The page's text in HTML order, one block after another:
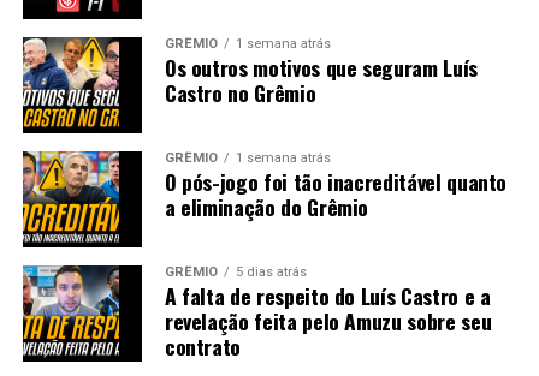
GRÊMIO 1 semana atrás
Os outros motivos que seguram Luís
Castro no Grêmio
GRÊMIO 1 semana atrás
O pós-jogo foi tão inacreditável quanto
a eliminação do Grêmio
GRÊMIO 5 dias atrás
A falta de respeito do Luís Castro e a
revelação feita pelo Amuzu sobre seu
contrato